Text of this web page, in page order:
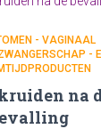
- VAGINAAL
-
na